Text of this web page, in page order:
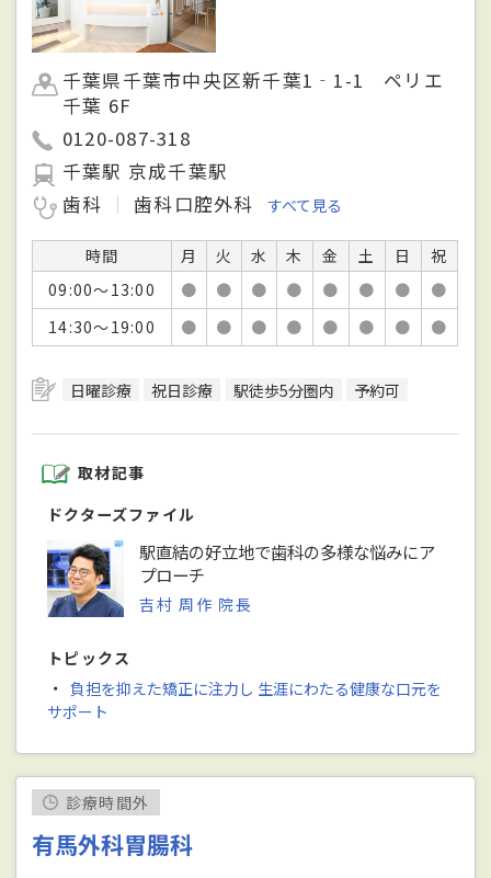
千葉県千葉市中央区新千葉1‐1-1 ペリエ
千葉 6F
0120-087-318
千葉駅 京成千葉駅
歯科
歯科口腔外科 すべて見る
時間 月 火 水 木 金 土 日
祝
09:00～13:00
● ● ● ● ● ● ●
●
14:30～19:00
● ● ● ● ● ● ● ●
日曜診療 祝日診療 駅徒歩5分圏内 予約可
取材記事
ドクターズファイル
駅直結の好立地で歯科の多様な悩みにア
プローチ
吉村 周作 院長
トピックス
・ 負担を抑えた矯正に注力し 生涯にわたる健康な口元を
サポート
診療時間外
有馬外科胃腸科